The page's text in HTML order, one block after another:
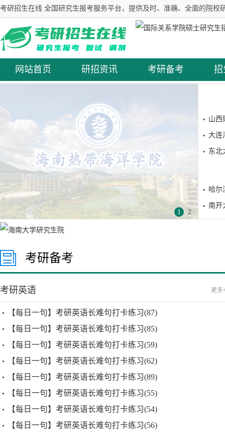
考研招生在线 全国研究生报考服务平台，提供及时、准确、全面的院校
网站首页 研招资讯 考研备考 招
1 2
山西
大连
东北
哈尔
南开
考研备考
考研英语 更多
【每日一句】考研英语长难句打卡练习(87)
【每日一句】考研英语长难句打卡练习(85)
【每日一句】考研英语长难句打卡练习(59)
【每日一句】考研英语长难句打卡练习(62)
【每日一句】考研英语长难句打卡练习(89)
【每日一句】考研英语长难句打卡练习(55)
【每日一句】考研英语长难句打卡练习(54)
【每日一句】考研英语长难句打卡练习(56)